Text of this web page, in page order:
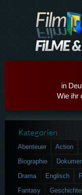
in
Wie ihr
Kategorien
Abenteuer Action
Biographie
Drama
Englisch
Fantasy
Geschichte